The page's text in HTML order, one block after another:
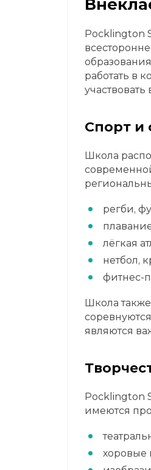
Pocklington
работать в
Спорт и
Школа
регби,
лёгкая
нетбол,
фитнес-
Школа
являются
Pocklington
имеются
хоровые